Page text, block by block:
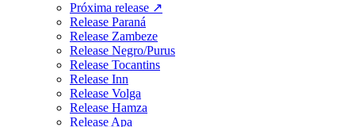
Próxima release ↗
Release Paraná
Release Zambeze
Release Negro/Purus
Release Tocantins
Release Inn
Release Volga
Release Hamza
Release Apa